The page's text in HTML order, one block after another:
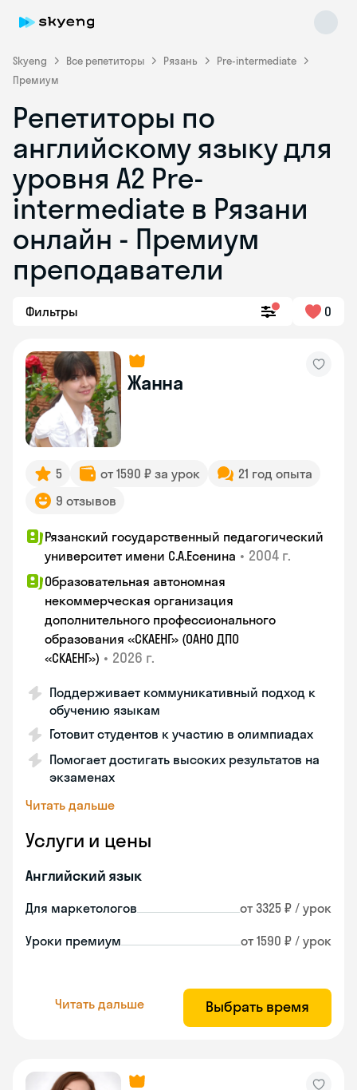
Skyeng Все репетиторы Рязань
Pre-intermediate
Премиум
Репетиторы по
английскому языку для
уровня A2 Pre-
intermediate в Рязани
онлайн - Премиум
преподаватели
Фильтры 0
Жанна
5 от 1590 ₽ за урок
21 год опыта
9 отзывов
Рязанский государственный педагогический
университет имени С.А.Есенина • 2004 г.
Образовательная автономная
некоммерческая организация
дополнительного профессионального
образования «СКАЕНГ» (ОАНО ДПО
«СКАЕНГ») • 2026 г.
Поддерживает коммуникативный подход к
обучению языкам
Готовит студентов к участию в олимпиадах
Помогает достигать высоких результатов на
экзаменах
Читать дальше
Услуги и цены
Английский язык
Для маркетологов от 3325 ₽ / урок
Уроки премиум от 1590 ₽ / урок
Читать дальше Выбрать время
Skyeng Chat